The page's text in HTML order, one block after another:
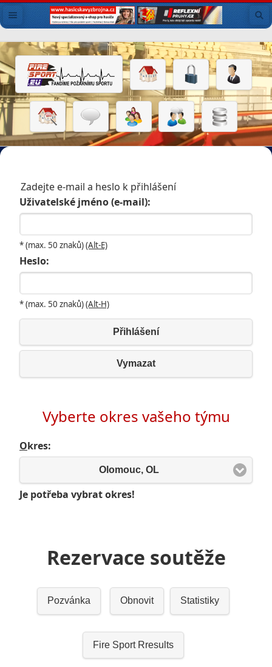
Zadejte e-mail a heslo k přihlášení
Uživatelské jméno (e-mail):
* (max. 50 znaků)(Alt-E)
Heslo:
* (max. 50 znaků)(Alt-H)
Přihlášení
Vymazat
Vyberte okres vašeho týmu
Okres:
Olomouc, OL
Je potřeba vybrat okres!
Rezervace soutěže
Pozvánka Obnovit Statistiky
Fire Sport Rresults